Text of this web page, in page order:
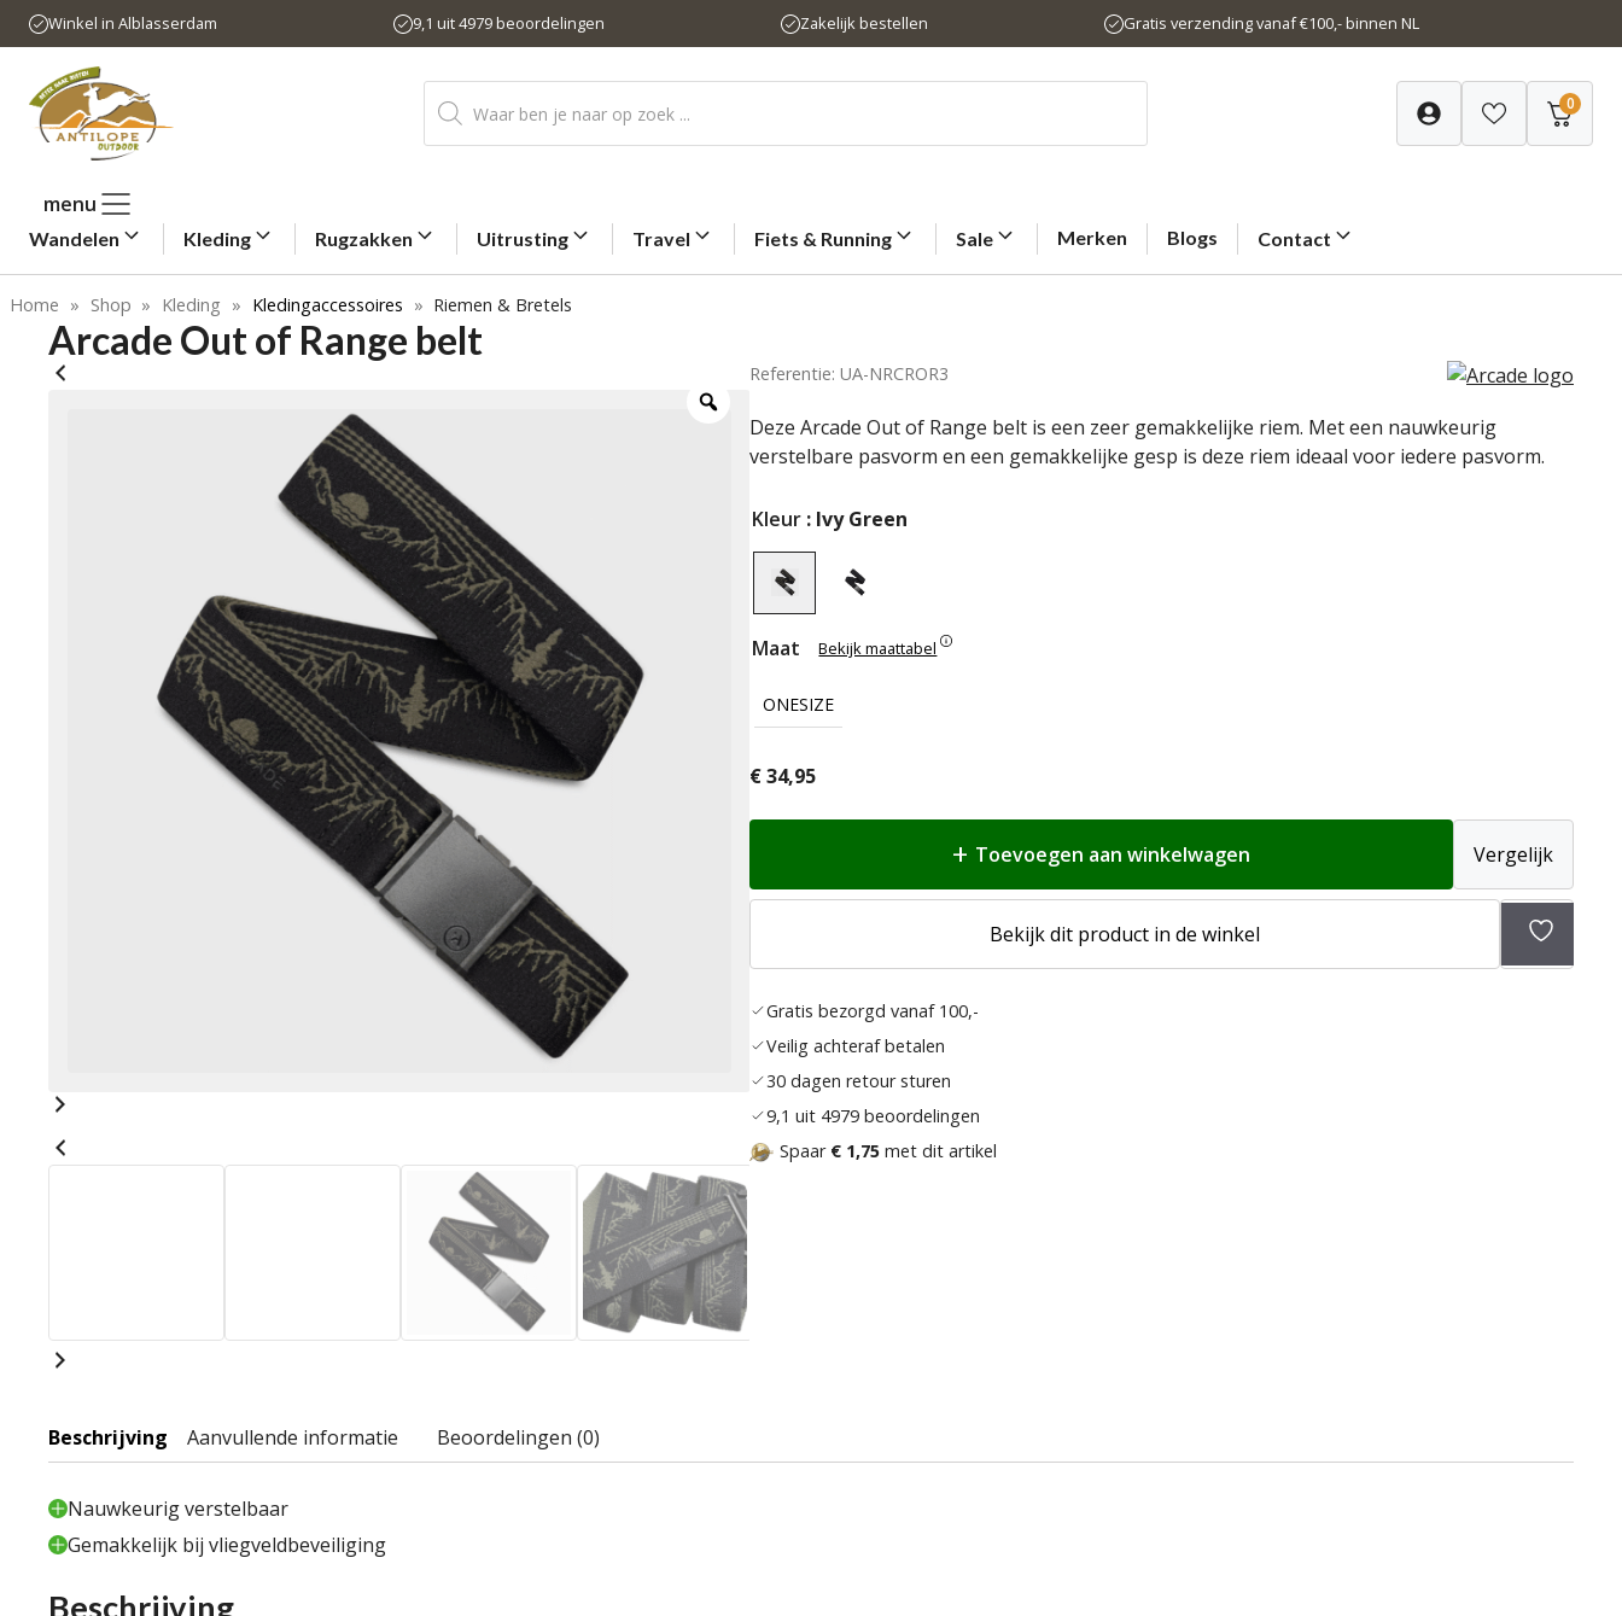
naar
inhoud
Winkel in Alblasserdam 9,1 uit 4979 beoordelingen Zakelijk bestellen Gratis verzending vanaf €100,- binnen NL
Producten
zoeken 0
menu
Wandelen Kleding Rugzakken Uitrusting Travel Fiets & Running Sale Merken Blogs Contact
Home » Shop » Kleding » Kledingaccessoires » Riemen & Bretels
Arcade Out of Range belt
Referentie: UA-NRCROR3
Deze Arcade Out of Range belt is een zeer gemakkelijke riem. Met een nauwkeurig
verstelbare pasvorm en een gemakkelijke gesp is deze riem ideaal voor iedere pasvorm.
Kleur : Ivy Green
Maat Bekijk maattabel
ONESIZE
€34,95
Toevoegen aan winkelwagen Vergelijk
Bekijk dit product in de winkel
Gratis bezorgd vanaf 100,-
Veilig achteraf betalen
30 dagen retour sturen
9,1 uit 4979 beoordelingen
Spaar € 1,75 met dit artikel
Beschrijving Aanvullende informatie Beoordelingen (0)
Nauwkeurig verstelbaar
Gemakkelijk bij vliegveldbeveiliging
Beschrijving